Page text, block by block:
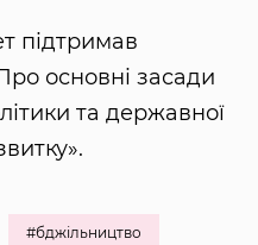
підтримав
основні засади
та державної
#бджільництво